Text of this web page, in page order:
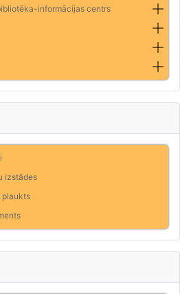
informācijas centrs
izstādes
plaukts